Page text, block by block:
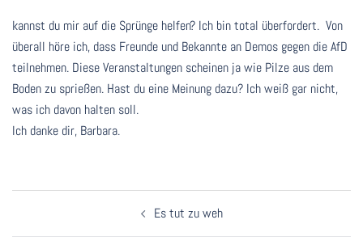
kannst du mir auf die Sprünge helfen? Ich bin total überfordert. Von
überall höre ich, dass Freunde und Bekannte an Demos gegen die AfD
teilnehmen. Diese Veranstaltungen scheinen ja wie Pilze aus dem
Boden zu sprießen. Hast du eine Meinung dazu? Ich weiß gar nicht,
was ich davon halten soll.
Ich danke dir, Barbara.
Es tut zu weh